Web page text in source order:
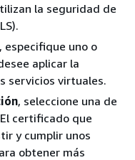
la seguridad de
, especifique uno o
aplicar la
servicios virtuales.
, seleccione una de
certificado que
y cumplir unos
obtener más